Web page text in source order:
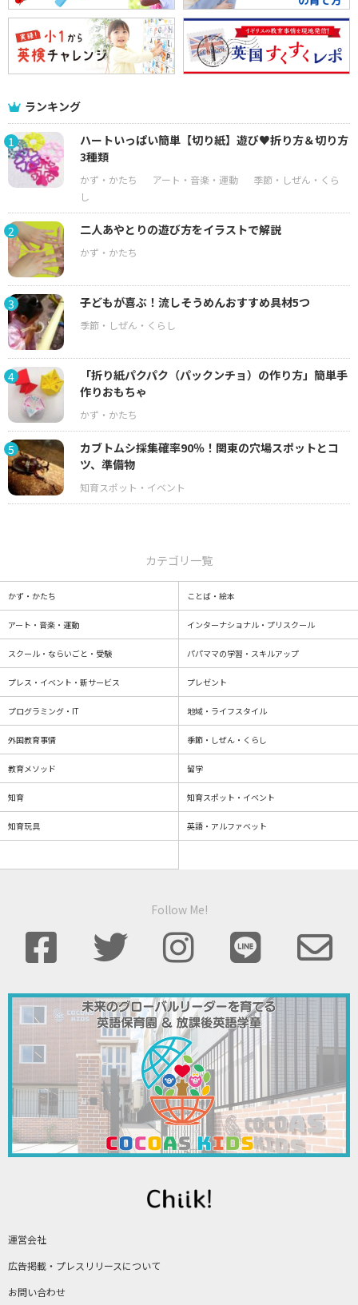
ランキング
1
ハートいっぱい簡単【切り紙】遊び♥折り方＆切り方
3種類
2 二人あやとりの遊び方をイラストで解説
3 子どもが喜ぶ！流しそうめんおすすめ具材5つ
4
「折り紙パクパク（パックンチョ）の作り方」簡単手
作りおもちゃ
5
カブトムシ採集確率90％！関東の穴場スポットとコ
ツ、準備物
運営会社
広告掲載・プレスリリースについて
お問い合わせ
カテゴリ一覧
かず・かたち ことば・絵本
アート・音楽・運動 インターナショナル・プリスクール
スクール・ならいごと・受験 パパママの学習・スキルアップ
プレス・イベント・新サービス プレゼント
プログラミング・IT 地域・ライフスタイル
外国教育事情 季節・しぜん・くらし
教育メソッド 留学
知育 知育スポット・イベント
知育玩具 英語・アルファベット
Follow Me!